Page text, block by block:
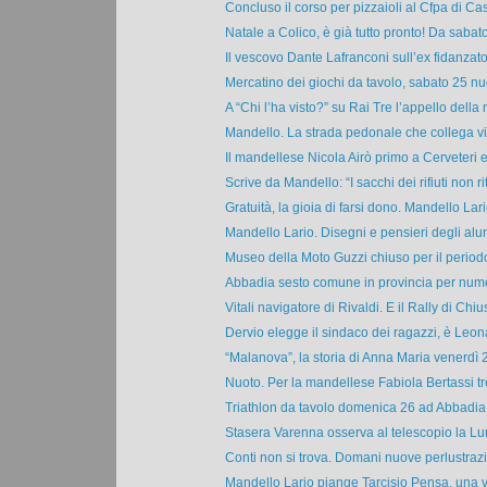
Concluso il corso per pizzaioli al Cfpa di
Natale a Colico, è già tutto pronto! Da
Il vescovo Dante Lafranconi sull’ex
Mercatino dei giochi da tavolo, sabato 25
A “Chi l’ha visto?” su Rai Tre l’appello della
Mandello. La strada pedonale che collega
Il mandellese Nicola Airò primo a Cerveteri
Scrive da Mandello: “I sacchi dei rifiuti non
Gratuità, la gioia di farsi dono. Mandello
Mandello Lario. Disegni e pensieri degli
Museo della Moto Guzzi chiuso per il
Abbadia sesto comune in provincia per
Vitali navigatore di Rivaldi. E il Rally di
Dervio elegge il sindaco dei ragazzi, è
“Malanova”, la storia di Anna Maria venerdì
Nuoto. Per la mandellese Fabiola Bertassi
Triathlon da tavolo domenica 26 ad
Stasera Varenna osserva al telescopio la
Conti non si trova. Domani nuove
Mandello Lario piange Tarcisio Pensa, una